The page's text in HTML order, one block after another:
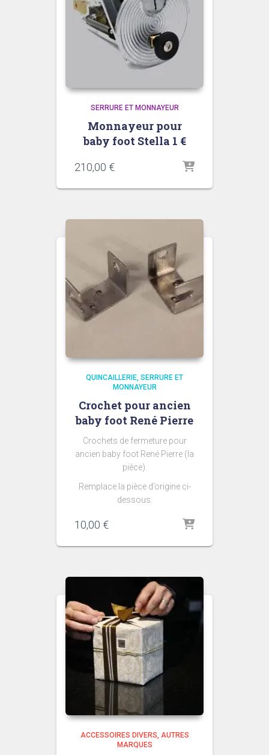
SERRURE ET MONNAYEUR
Monnayeur pour
baby foot Stella 1 €
210,00 €
QUINCAILLERIE SERRURE ET
MONNAYEUR
Crochet pour ancien
baby foot René Pierre
Crochets de fermeture pour
ancien baby foot René Pierre (la
pièce).
Remplace la pièce d’origine ci-
dessous.
10,00 €
ACCESSOIRES DIVERS AUTRES
MARQUES